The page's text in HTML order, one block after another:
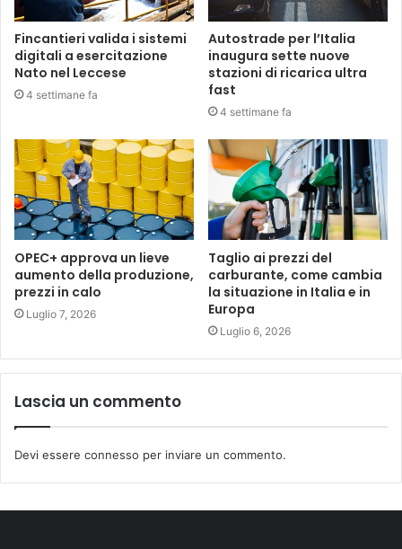
Fincantieri valida i sistemi
digitali a esercitazione
Nato nel Leccese
4 settimane fa
Autostrade per l’Italia
inaugura sette nuove
stazioni di ricarica ultra
fast
4 settimane fa
OPEC+ approva un lieve
aumento della produzione,
prezzi in calo
Luglio 7, 2026
Taglio ai prezzi del
carburante, come cambia
la situazione in Italia e in
Europa
Luglio 6, 2026
Lascia un commento
Devi essere connesso per inviare un commento.